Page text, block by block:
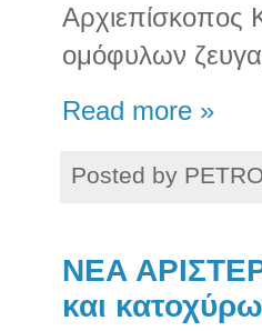
Αρχιεπίσκοπος
ομόφυλων
Read more »
Posted by
ΝΕΑ
και